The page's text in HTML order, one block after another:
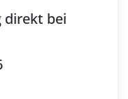
direkt bei